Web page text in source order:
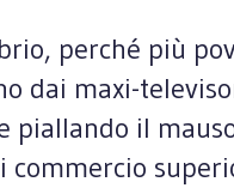
perché più
dai maxi-
piallando il
commercio